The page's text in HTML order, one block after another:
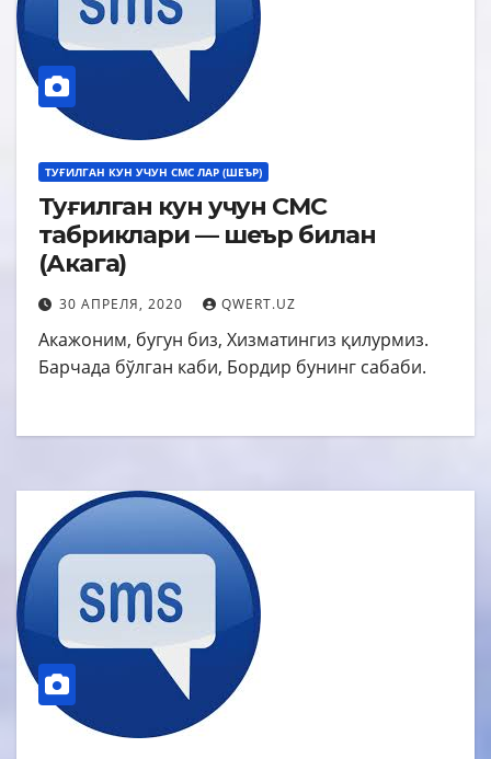
ТУҒИЛГАН КУН УЧУН СМС ЛАР (ШЕЪР)
Туғилган кун учун СМС
табриклари — шеър билан
(Акага)
30 АПРЕЛЯ, 2020 QWERT.UZ
Акажоним, бугун биз, Хизматингиз қилурмиз.
Барчада бўлган каби, Бордир бунинг сабаби.